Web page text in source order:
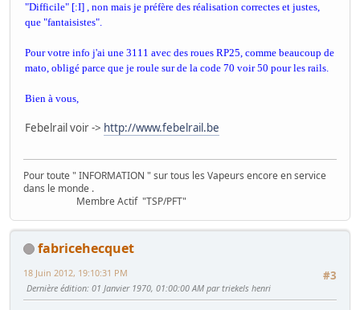
"Difficile" [:I] , non mais je préfère des réalisation correctes et justes,
que "fantaisistes".
Pour votre info j'ai une 3111 avec des roues RP25, comme beaucoup de
mato, obligé parce que je roule sur de la code 70 voir 50 pour les rails.
Bien à vous,
Febelrail voir -> http://www.febelrail.be
Pour toute " INFORMATION " sur tous les Vapeurs encore en service
dans le monde .
Membre Actif "TSP/PFT"
fabricehecquet
#3
18 Juin 2012, 19:10:31 PM
Dernière édition: 01 Janvier 1970, 01:00:00 AM par triekels henri